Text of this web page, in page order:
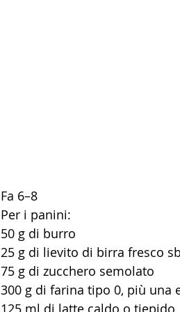
Fa 6–8
Per i panini:
50 g di burro
25 g di lievito di birra fresco
75 g di zucchero semolato
300 g di farina tipo 0, più una
125 ml di latte caldo o tiepido